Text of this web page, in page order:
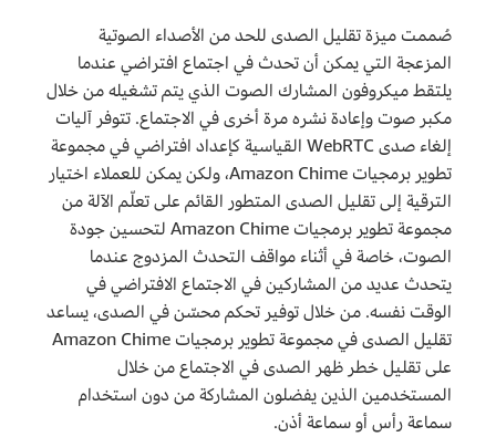
صُممت ميزة تقليل الصدى للحد من الأصداء الصوتية
المزعجة التي يمكن أن تحدث في اجتماع افتراضي عندما
يلتقط ميكروفون المشارك الصوت الذي يتم تشغيله من خلال
مكبر صوت وإعادة نشره مرة أخرى في الاجتماع. تتوفر آليات
إلغاء صدى WebRTC القياسية كإعداد افتراضي في مجموعة
تطوير برمجيات Amazon Chime، ولكن يمكن للعملاء اختيار
الترقية إلى تقليل الصدى المتطور القائم على تعلّم الآلة من
مجموعة تطوير برمجيات Amazon Chime لتحسين جودة
الصوت، خاصة في أثناء مواقف التحدث المزدوج عندما
يتحدث عديد من المشاركين في الاجتماع الافتراضي في
الوقت نفسه. من خلال توفير تحكم محسّن في الصدى، يساعد
تقليل الصدى في مجموعة تطوير برمجيات Amazon Chime
على تقليل خطر ظهر الصدى في الاجتماع من خلال
المستخدمين الذين يفضلون المشاركة من دون استخدام
سماعة رأس أو سماعة أذن.